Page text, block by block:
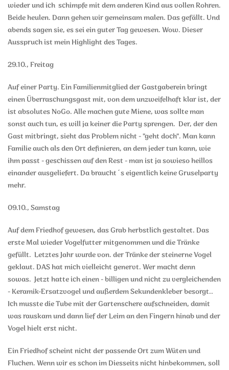
wieder und ich schimpfe mit dem anderen Kind aus vollen Rohren.
Beide heulen. Dann gehen wir gemeinsam malen. Das gefällt. Und
abends sagen sie, es sei ein guter Tag gewesen. Wow. Dieser
Ausspruch ist mein Highlight des Tages.
29.10., Freitag
Auf einer Party. Ein Familienmitglied der Gastgaberein bringt
einen Überraschungsgast mit, von dem unzweifelhaft klar ist, der
ist absolutes NoGo. Alle machen gute Miene, was sollte man
sonst auch tun, es will ja keiner die Party sprengen. Der, der den
Gast mitbringt, sieht das Problem nicht - "geht doch". Man kann
Familie auch als den Ort definieren, an dem jeder tun kann, wie
ihm passt - geschissen auf den Rest - man ist ja sowieso heillos
einander ausgeliefert. Da braucht´s eigentlich keine Gruselparty
mehr.
09.10., Samstag
Auf dem Friedhof gewesen, das Grab herbstlich gestaltet. Das
erste Mal wieder Vogelfutter mitgenommen und die Tränke
gefüllt. Letztes Jahr wurde von. der Tränke der steinerne Vogel
geklaut. DAS hat mich vielleicht genervt. Wer macht denn
sowas. Jetzt hatte ich einen - billigen und nicht zu vergleichenden
- Keramik-Ersatzvogel und außerdem Sekundenkleber besorgt..
Ich musste die Tube mit der Gartenschere aufschneiden, damit
was rauskam und dann lief der Leim an den Fingern hinab und der
Vogel hielt erst nicht.
Ein Friedhof scheint nicht der passende Ort zum Wüten und
Fluchen. Wenn wir es schon im Diesseits nicht hinbekommen, soll